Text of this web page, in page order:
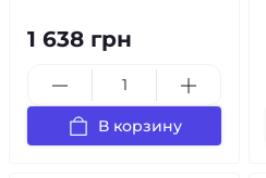
1 638 грн
В корзину